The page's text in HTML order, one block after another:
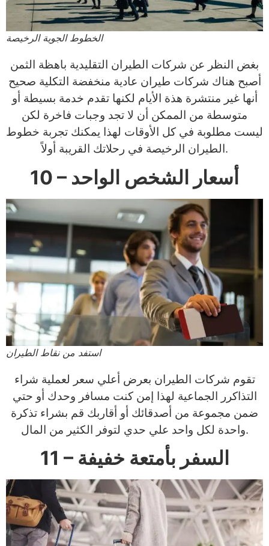
الخطوط الجوية الرخيصة
بغض النظر عن شركات الطيران التقليدية باهظة الثمن
أصبح هناك شركات طيران عادية منخفضة التكلية صحيح
أنها غير منتشرة هذة الأيام لكنها تقدم خدمة بسيطة أو
متوسطة من الممكن أن لا تجد وجبات فاخرة لكن
ليست مطلوبة في كل الأوقات لهذا يمكنك تجربة خطوط
الطيران الرخيصة في رحلاتك القريبة أولاً.
10 – أسعار الشخص الواحد
استفد من نقاط الطيران
تقوم شركات الطيران بعرض أعلي سعر لعملية شراء
التذاكرر الجماعية لهذا إمن كنت مسافر وحدك أو حتي
ضمن مجموعة من أصدقائك أو أقاربك قم بشراء تذكرة
واحدة لكل واحد علي حدي لتوفر الكثير من المال.
11 – السفر بأمتعة خفيفة